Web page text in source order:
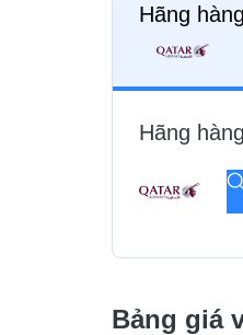
Hãng
Hãng
Bảng giá